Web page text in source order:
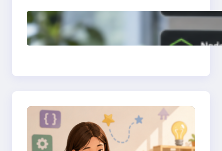
การจำลอง Server ทด
สอบแล็ปด้วย Laragon